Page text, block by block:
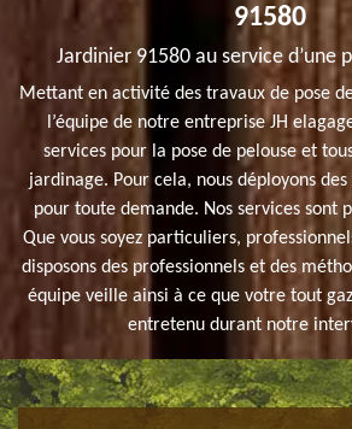
91580
Jardinier 91580 au service d’une
Mettant en activité des travaux de pose
l’équipe de notre entreprise JH
services pour la pose de pelouse et
jardinage. Pour cela, nous déployons
pour toute demande. Nos services sont
Que vous soyez particuliers,
disposons des professionnels et des
équipe veille ainsi à ce que votre tout
entretenu durant notre